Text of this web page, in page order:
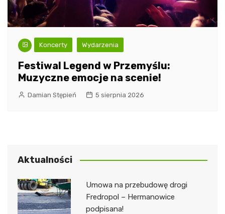
Koncerty Wydarzenia
Festiwal Legend w Przemyślu:
Muzyczne emocje na scenie!
Damian Stępień 5 sierpnia 2026
Aktualności
Umowa na przebudowę drogi
Fredropol – Hermanowice
podpisana!